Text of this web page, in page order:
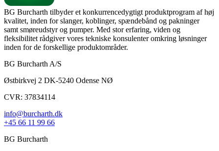
BG Burcharth tilbyder et konkurrencedygtigt produktprogram af høj
kvalitet, inden for slanger, koblinger, spændebånd og pakninger
samt smøreudstyr og pumper. Med stor erfaring, viden og
fleksibilitet rådgiver vores tekniske konsulenter omkring løsninger
inden for de forskellige produktområder.
BG Burcharth A/S
Østbirkvej 2 DK-5240 Odense NØ
CVR: 37834114
info@burcharth.dk
+45 66 11 99 66
BG Burcharth